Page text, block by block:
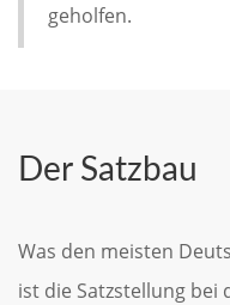
geholfen.
Der Satzbau
Was den meisten
ist die Satzstellung bei